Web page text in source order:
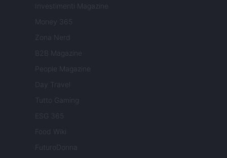
Investimenti Magazine
Money 365
Zona Nerd
B2B Magazine
People Magazine
Day Travel
Tutto Gaming
ESG 365
Food Wiki
FuturoDonna